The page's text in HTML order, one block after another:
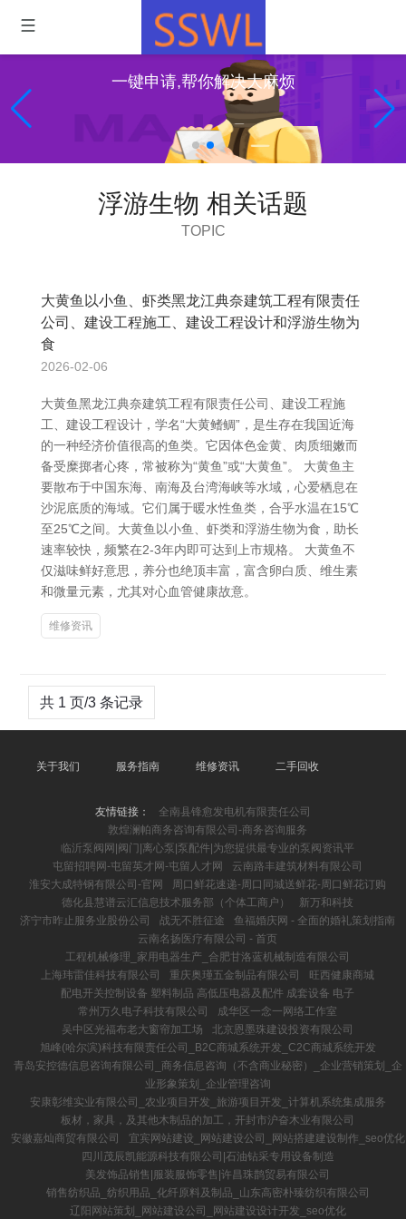
一键申请,帮你解决大麻烦
浮游生物 相关话题
TOPIC
大黄鱼以小鱼、虾类黑龙江典奈建筑工程有限责任
公司、建设工程施工、建设工程设计和浮游生物为
食
2026-02-06
大黄鱼黑龙江典奈建筑工程有限责任公司、建设工程施
工、建设工程设计，学名“大黄鳍鲷”，是生存在我国近海
的一种经济价值很高的鱼类。它因体色金黄、肉质细嫩而
备受糜掷者心疼，常被称为“黄鱼”或“大黄鱼”。 大黄鱼主
要散布于中国东海、南海及台湾海峡等水域，心爱栖息在
沙泥底质的海域。它们属于暖水性鱼类，合乎水温在15℃
至25℃之间。大黄鱼以小鱼、虾类和浮游生物为食，助长
速率较快，频繁在2-3年内即可达到上市规格。 大黄鱼不
仅滋味鲜好意思，养分也绝顶丰富，富含卵白质、维生素
和微量元素，尤其对心血管健康故意。
维修资讯
共 1 页/3 条记录
关于我们 服务指南 维修资讯 二手回收
友情链接：
全南县锋愈发电机有限责任公司
敦煌澜帕商务咨询有限公司-商务咨询服务
临沂泵阀网|阀门|离心泵|泵配件|为您提供最专业的泵阀资讯平
屯留招聘网-屯留英才网-屯留人才网
云南路丰建筑材料有限公司
淮安大成特钢有限公司-官网
周口鲜花速递-周口同城送鲜花-周口鲜花订购
德化县慧谱云汇信息技术服务部（个体工商户）
新万和科技
济宁市昨止服务业股份公司
战无不胜征途
鱼福婚庆网 - 全面的婚礼策划指南
云南名扬医疗有限公司 - 首页
工程机械修理_家用电器生产_合肥甘洛蓝机械制造有限公司
上海玮雷佳科技有限公司
重庆奥瑾五金制品有限公司
旺西健康商城
配电开关控制设备 塑料制品 高低压电器及配件 成套设备 电子
常州万久电子科技有限公司
成华区一念一网络工作室
吴中区光福布老大窗帘加工场
北京恩墨珠建设投资有限公司
旭峰(哈尔滨)科技有限责任公司_B2C商城系统开发_C2C商城系统开发
青岛安控德信息咨询有限公司_商务信息咨询（不含商业秘密）_企业营销策划_企
业形象策划_企业管理咨询
安康彰维实业有限公司_农业项目开发_旅游项目开发_计算机系统集成服务
板材，家具，及其他木制品的加工，开封市沪奋木业有限公司
安徽嘉灿商贸有限公司
宜宾网站建设_网站建设公司_网站搭建建设制作_seo优化
四川茂辰凯能源科技有限公司|石油钻采专用设备制造
美发饰品销售|服装服饰零售|许昌珠鹊贸易有限公司
销售纺织品_纺织用品_化纤原料及制品_山东高密朴臻纺织有限公司
辽阳网站策划_网站建设公司_网站建设设计开发_seo优化